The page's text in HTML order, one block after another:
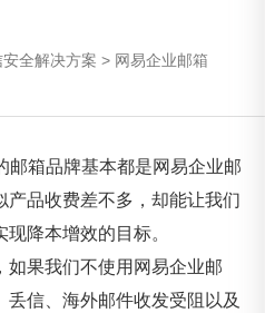
全解决方案 > 网易企业邮箱
箱品牌基本都是网易企业邮
品收费差不多，却能让我们
降本增效的目标。
果我们不使用网易企业邮
信、海外邮件收发受阻以及